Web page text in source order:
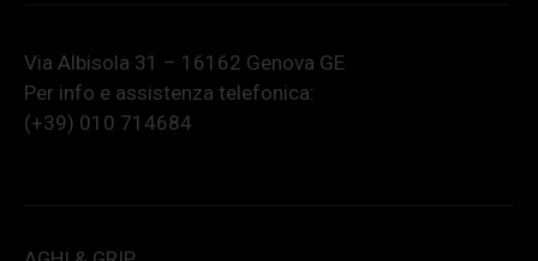
Via Albisola 31 – 16162 Genova GE
Per info e assistenza telefonica:
(+39) 010 714684